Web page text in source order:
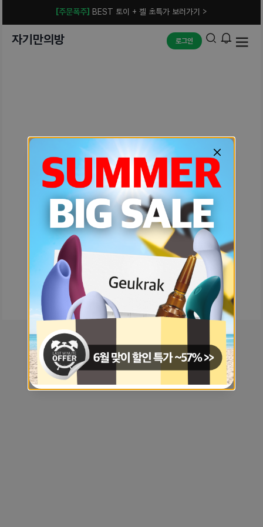
[주문폭주] BEST 토이 + 젤 초특가 보러가기 >
자기만의방 로그인
예상치 못한 에러입니다.